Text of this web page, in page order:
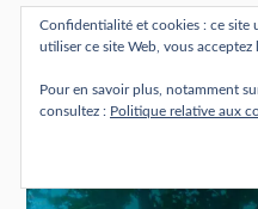
BOUTIQUE
Confidentialité et cookies : ce site
utiliser ce site Web, vous acceptez
Pour en savoir plus, notamment
consultez : Politique relative aux